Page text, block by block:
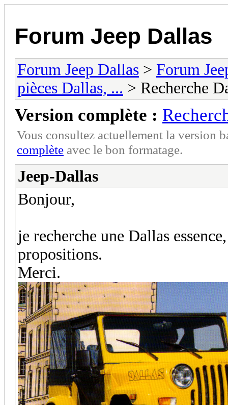
Forum Jeep Dallas
Forum Jeep Dallas > Forum
pièces Dallas, ... > Recherche
Version complète :
Vous consultez actuellement la version
complète avec le bon formatage.
Jeep-Dallas
Bonjour,
je recherche une Dallas
propositions.
Merci.